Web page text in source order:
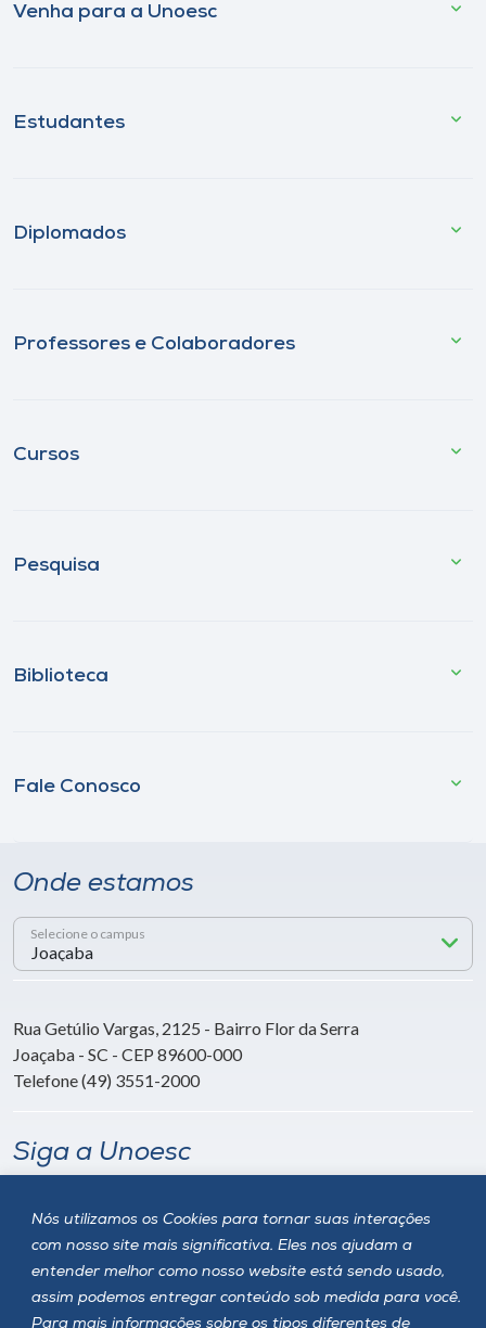
Nós utilizamos os Cookies para tornar suas interações
com nosso site mais significativa. Eles nos ajudam a
entender melhor como nosso website está sendo usado,
assim podemos entregar conteúdo sob medida para você.
Para mais informações sobre os tipos diferentes de
Venha para a Unoesc
Estudantes
Diplomados
Professores e Colaboradores
Cursos
Pesquisa
Biblioteca
Fale Conosco
Onde estamos
Selecione o campus
Rua Getúlio Vargas, 2125 - Bairro Flor da Serra
Joaçaba - SC - CEP 89600-000
Telefone (49) 3551-2000
Siga a Unoesc